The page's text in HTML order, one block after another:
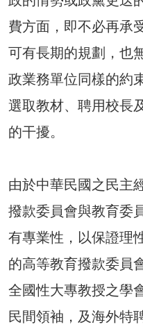
費方面，即不必再承
可有長期的規劃，也
政業務單位同樣的約
選取教材、聘用校長
的干擾。
由於中華民國之民主
撥款委員會與教育委
有專業性，以保證理
的高等教育撥款委員
全國性大專教授之學
民間領袖，及海外特